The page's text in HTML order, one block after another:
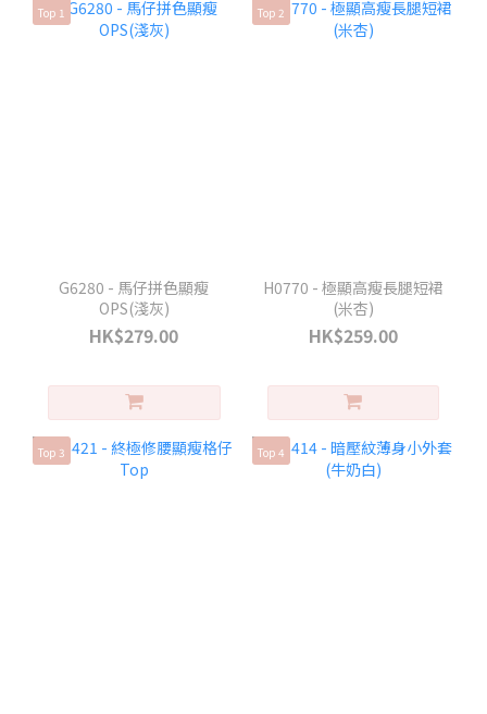
Top 1
G6280 - 馬仔拼色顯瘦
OPS(淺灰)
HK$279.00
Top 2
H0770 - 極顯高瘦長腿短裙
(米杏)
HK$259.00
Top 3 Top 4